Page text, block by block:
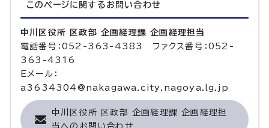
このページに関する お問い合わせ
中川区役所 区政部 企画経理課 企画経理担当
電話番号：052-363-4383 ファクス番号：052-
363-4316
Eメール：
a3634304@nakagawa.city.nagoya.lg.jp
中川区役所 区政部 企画経理課 企画経理担